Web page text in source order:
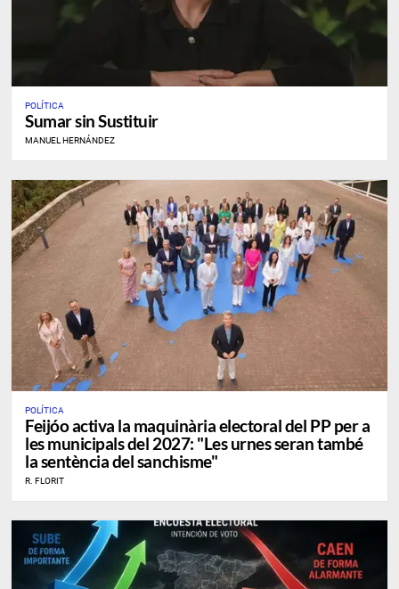
POLÍTICA
Sumar sin Sustituir
MANUEL HERNÁNDEZ
POLÍTICA
Feijóo activa la maquinària electoral del PP per a
les municipals del 2027: "Les urnes seran també
la sentència del sanchisme"
R. FLORIT